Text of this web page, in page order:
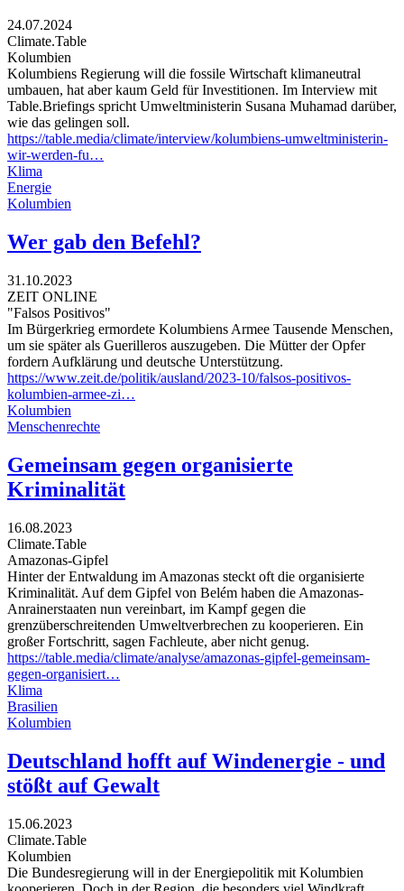
24.07.2024
Climate.Table
Kolumbien
Kolumbiens Regierung will die fossile Wirtschaft klimaneutral
umbauen, hat aber kaum Geld für Investitionen. Im Interview mit
Table.Briefings spricht Umweltministerin Susana Muhamad darüber,
wie das gelingen soll.
https://table.media/climate/interview/kolumbiens-umweltministerin-
wir-werden-fu…
Klima
Energie
Kolumbien
Wer gab den Befehl?
31.10.2023
ZEIT ONLINE
"Falsos Positivos"
Im Bürgerkrieg ermordete Kolumbiens Armee Tausende Menschen,
um sie später als Guerilleros auszugeben. Die Mütter der Opfer
fordern Aufklärung und deutsche Unterstützung.
https://www.zeit.de/politik/ausland/2023-10/falsos-positivos-
kolumbien-armee-zi…
Kolumbien
Menschenrechte
Gemeinsam gegen organisierte
Kriminalität
16.08.2023
Climate.Table
Amazonas-Gipfel
Hinter der Entwaldung im Amazonas steckt oft die organisierte
Kriminalität. Auf dem Gipfel von Belém haben die Amazonas-
Anrainerstaaten nun vereinbart, im Kampf gegen die
grenzüberschreitenden Umweltverbrechen zu kooperieren. Ein
großer Fortschritt, sagen Fachleute, aber nicht genug.
https://table.media/climate/analyse/amazonas-gipfel-gemeinsam-
gegen-organisiert…
Klima
Brasilien
Kolumbien
Deutschland hofft auf Windenergie - und
stößt auf Gewalt
15.06.2023
Climate.Table
Kolumbien
Die Bundesregierung will in der Energiepolitik mit Kolumbien